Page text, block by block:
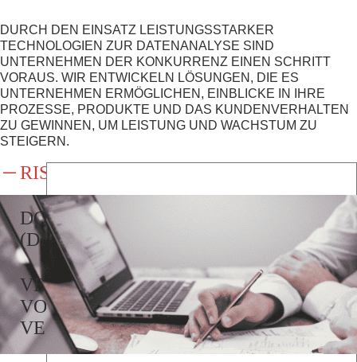
DURCH DEN EINSATZ LEISTUNGSSTARKER
TECHNOLOGIEN ZUR DATENANALYSE SIND
UNTERNEHMEN DER KONKURRENZ EINEN SCHRITT
VORAUS. WIR ENTWICKELN LÖSUNGEN, DIE ES
UNTERNEHMEN ERMÖGLICHEN, EINBLICKE IN IHRE
PROZESSE, PRODUKTE UND DAS KUNDENVERHALTEN
ZU GEWINNEN, UM LEISTUNG UND WACHSTUM ZU
STEIGERN.
RISIKOMANAGEMENTLÖSUNGEN
(DMS)
VERWALTUNG
VON
VERSICHERUNGSANSPRÜCHEN